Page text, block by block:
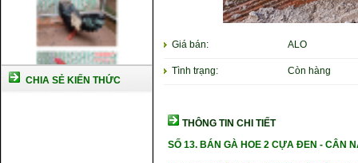
CHIA SẺ KIẾN THỨC
Giá bán: ALO
Tình trạng: Còn hàng
THÔNG TIN CHI TIẾT
SỐ 13. BÁN GÀ HOE 2 CỰA ĐEN -CÂN